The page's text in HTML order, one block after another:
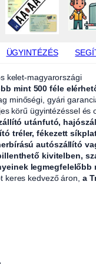
ÜGYINTÉZÉS
kelet-magyarországi
mint 500 féle
minőségi, gyári
körű ügyintézéssel és
utánfutó,
tréler, fékezett
autószállító
kivitelben,
legmegfelelőbb
keres kedvező áron, a